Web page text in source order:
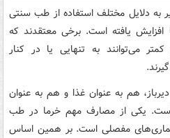
به دلایل مختلف استفاده از طب سنتی
یافته است. برخی معتقدند که
می‌توانند به تنهایی یا در کنار
هم به عنوان غذا و هم به عنوان
است. یکی از مصارف مهم خرما در طب
بیماری‌های مفصلی است. بر همین اساس